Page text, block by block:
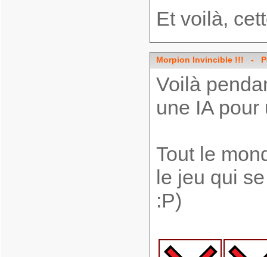
Et voilà,
Morpion Invincible !!! -
Voilà
une IA pour
Tout le
le jeu qui
:P)